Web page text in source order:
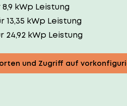
8,9 kWp Leistung
13,35 kWp Leistung
24,92 kWp Leistung
und Zugriff auf